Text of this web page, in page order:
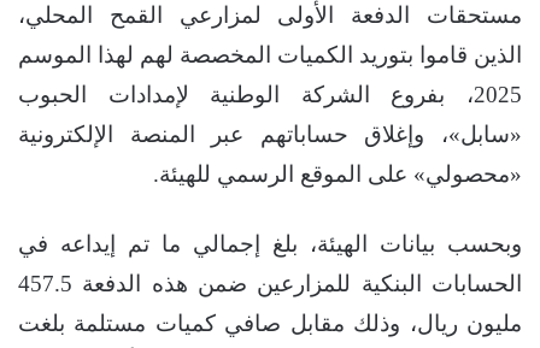
مستحقات الدفعة الأولى لمزارعي القمح المحلي،
الذين قاموا بتوريد الكميات المخصصة لهم لهذا الموسم
2025، بفروع الشركة الوطنية لإمدادات الحبوب
«سابل»، وإغلاق حساباتهم عبر المنصة الإلكترونية
«محصولي» على الموقع الرسمي للهيئة.
وبحسب بيانات الهيئة، بلغ إجمالي ما تم إيداعه في
الحسابات البنكية للمزارعين ضمن هذه الدفعة 457.5
مليون ريال، وذلك مقابل صافي كميات مستلمة بلغت